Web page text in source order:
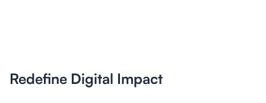
Redefine Digital Impact